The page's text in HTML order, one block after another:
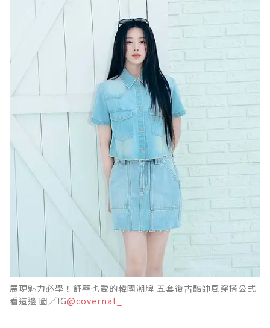
展現魅力必學！舒華也愛的韓國潮牌 五套復古酷帥風穿搭公式
看這邊 圖／IG@covernat_